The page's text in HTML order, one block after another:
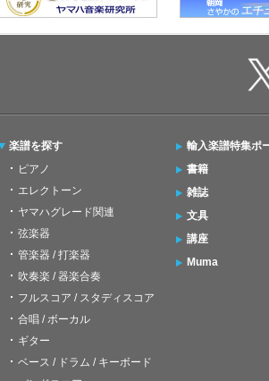
楽譜を探す
ピアノ
エレクトーン
ヤマハグレード関連
弦楽器
管楽器 / 打楽器
吹奏楽 / 器楽合奏
フルスコア / スタディスコア
合唱 / ボーカル
ギター
ベース / ドラム / キーボード
輸入楽譜特集ポ
書籍
雑誌
文具
講座
Muma